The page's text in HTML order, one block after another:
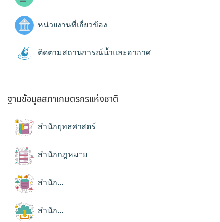
หน่วยงานที่เกี่ยวข้อง
ติดตามสถานการณ์น้ำและอากาศ
ฐานข้อมูลสภาเกษตรกรแห่งชาติ
สำนักยุทธศาสตร์
สำนักกฎหมาย
สำนัก...
สำนัก...